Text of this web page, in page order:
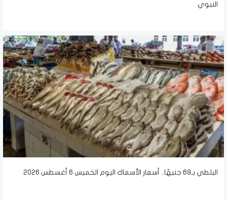
النبوي
البلطي بـ69 جنيهًا.. أسعار الأسماك اليوم الخميس 6 أغسطس 2026